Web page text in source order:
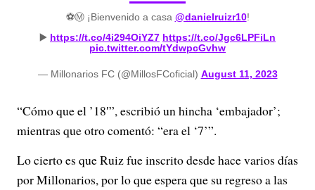
⚽️Ⓜ️ ¡Bienvenido a casa @danielruizr10!
▶️ https://t.co/4i294OiYZ7 https://t.co/Jgc6LPFiLn
pic.twitter.com/tYdwpcGvhw
— Millonarios FC (@MillosFCoficial) August 11, 2023
“Cómo que el ’18′”, escribió un hincha ‘embajador’;
mientras que otro comentó: “era el ‘7’”.
Lo cierto es que Ruiz fue inscrito desde hace varios días
por Millonarios, por lo que espera que su regreso a las